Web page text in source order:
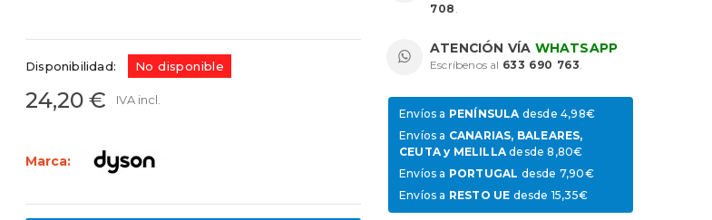
Disponibilidad: No disponible
24,20 € IVA incl.
Marca:
708 .
ATENCIÓN VÍA WHATSAPP
Escríbenos al 633 690 763.
Envíos a PENÍNSULAdesde 4,98€
Envíos a CANARIAS, BALEARES,
CEUTA y MELILLAdesde 8,80€
Envíos a PORTUGAL desde 7,90€
Envíos a RESTO UE desde 15,35€